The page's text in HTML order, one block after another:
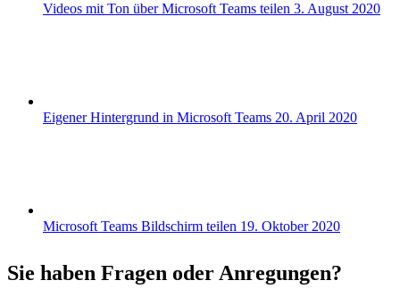
Videos mit Ton über Microsoft Teams teilen 3. August 2020
Eigener Hintergrund in Microsoft Teams 20. April 2020
Microsoft Teams Bildschirm teilen 19. Oktober 2020
Sie haben Fragen oder Anregungen?